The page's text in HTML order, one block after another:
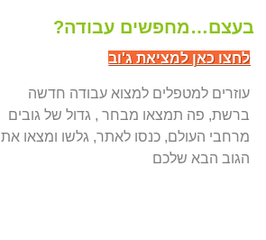
בעצם…מחפשים עבודה?
לחצו כאן למציאת ג'וב
עוזרים למטפלים למצוא עבודה חדשה
ברשת, פה תמצאו מבחר , גדול של גובים
מרחבי העולם, כנסו לאתר, גלשו ומצאו את
הגוב הבא שלכם